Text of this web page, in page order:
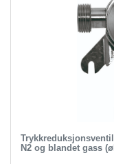
N2 og blandet gass